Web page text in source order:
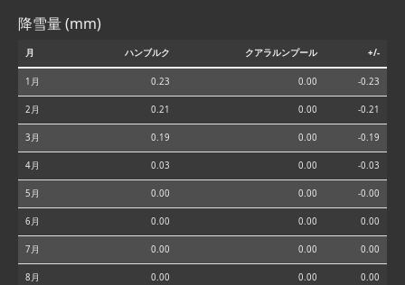
降雪量 (mm)
月 ハンブルク クアラルンプール +/-
1月 0.23 0.00 -0.23
2月 0.21 0.00 -0.21
3月 0.19 0.00 -0.19
4月 0.03 0.00 -0.03
5月 0.00 0.00 -0.00
6月 0.00 0.00 0.00
7月 0.00 0.00 0.00
8月 0.00 0.00 0.00